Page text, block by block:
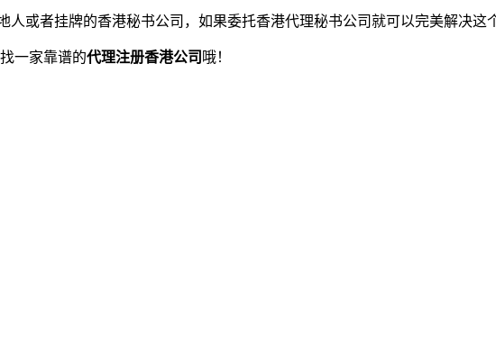
或者挂牌的香港秘书公司，如果委托香港代理秘书公司就可以完美解决这
一家靠谱的代理注册香港公司 哦！